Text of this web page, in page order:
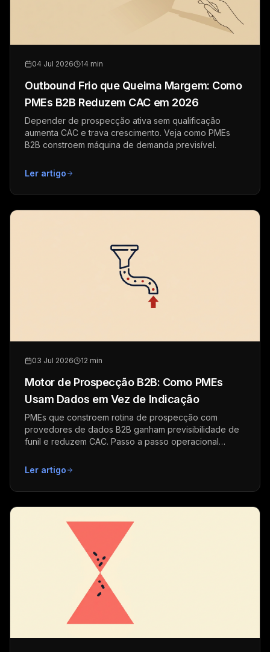
04 Jul 2026 14 min
Outbound Frio que Queima Margem: Como
PMEs B2B Reduzem CAC em 2026
Depender de prospecção ativa sem qualificação
aumenta CAC e trava crescimento. Veja como PMEs
B2B constroem máquina de demanda previsível.
Ler artigo
03 Jul 2026 12 min
Motor de Prospecção B2B: Como PMEs
Usam Dados em Vez de Indicação
PMEs que constroem rotina de prospecção com
provedores de dados B2B ganham previsibilidade de
funil e reduzem CAC. Passo a passo operacional
Ler artigo